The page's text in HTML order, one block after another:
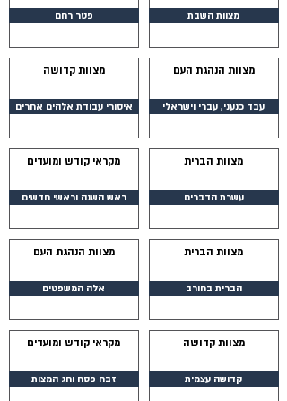
מצוות השבת
מצוות הנהגת העם
עבד כנעני, עברי וישראלי
מצוות הברית
עשרת הדברים
מצוות הברית
הברית בחורב
מצוות קדושה
קדושה עצמית
פטר רחם
מצוות קדושה
איסורי עבודת אלהים אחרים
מקראי קודש ומועדים
ראש השנה וראשי חדשים
מצוות הנהגת העם
אלה המשפטים
מקראי קודש ומועדים
זבח פסח וחג המצות